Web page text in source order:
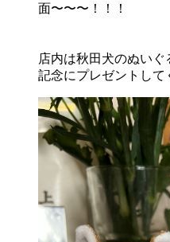
面〜〜〜！！！
店内は秋田犬のぬい
記念にプレゼントして